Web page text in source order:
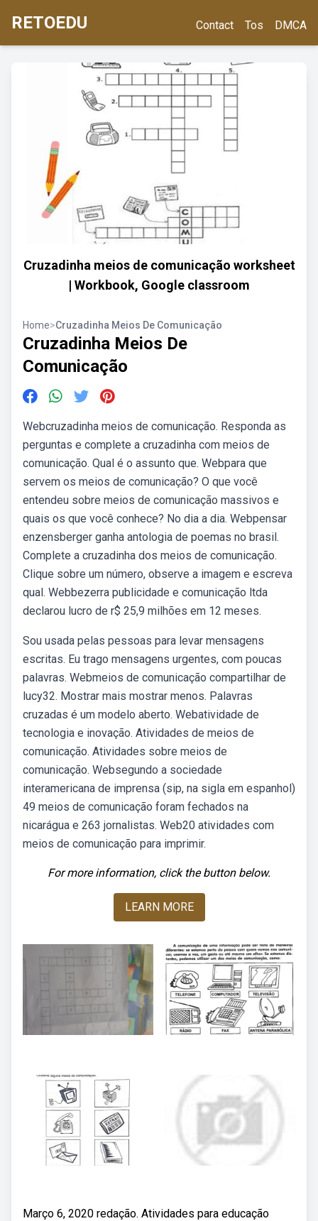
RETOEDU Contact Tos DMCA
Cruzadinha meios de comunicação worksheet
| Workbook, Google classroom
Home>Cruzadinha Meios De Comunicação
Cruzadinha Meios De
Comunicação
Webcruzadinha meios de comunicação. Responda as
perguntas e complete a cruzadinha com meios de
comunicação. Qual é o assunto que. Webpara que
servem os meios de comunicação? O que você
entendeu sobre meios de comunicação massivos e
quais os que você conhece? No dia a dia. Webpensar
enzensberger ganha antologia de poemas no brasil.
Complete a cruzadinha dos meios de comunicação.
Clique sobre um número, observe a imagem e escreva
qual. Webbezerra publicidade e comunicação ltda
declarou lucro de r$ 25,9 milhões em 12 meses.
Sou usada pelas pessoas para levar mensagens
escritas. Eu trago mensagens urgentes, com poucas
palavras. Webmeios de comunicação compartilhar de
lucy32. Mostrar mais mostrar menos. Palavras
cruzadas é um modelo aberto. Webatividade de
tecnologia e inovação. Atividades de meios de
comunicação. Atividades sobre meios de
comunicação. Websegundo a sociedade
interamericana de imprensa (sip, na sigla em espanhol)
49 meios de comunicação foram fechados na
nicarágua e 263 jornalistas. Web20 atividades com
meios de comunicação para imprimir.
For more information, click the button below.
LEARN MORE
Março 6, 2020 redação. Atividades para educação